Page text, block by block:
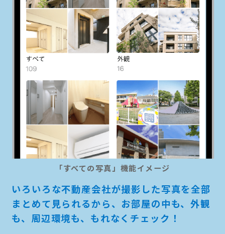
「すべての写真」機能イメージ
いろいろな不動産会社が撮影した写真を全部
まとめて見られるから、お部屋の中も、外観
も、周辺環境も、もれなくチェック！